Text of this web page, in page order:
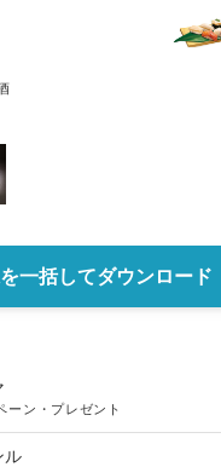
一括してダウンロード
ーン・プレゼント
ル